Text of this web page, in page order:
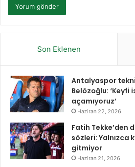
Son Eklenen
Antalyaspor
Belözoğlu:
açamıyoruz’
Haziran 22, 2026
Fatih Tekke’den
sözleri: Yalnızca
gitmiyor
Haziran 21, 2026